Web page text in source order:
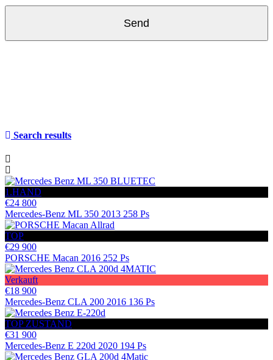
Send
Search results
1.HAND
€24 800
Mercedes-Benz ML 350 2013 258 Ps
TOP
€29 900
PORSCHE Macan 2016 252 Ps
Verkauft
€18 900
Mercedes-Benz CLA 200 2016 136 Ps
TOP ZUSTAND
€31 900
Mercedes-Benz E 220d 2020 194 Ps